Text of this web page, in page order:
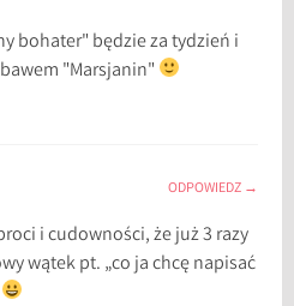
bohater" będzie za tydzień i
"Marsjanin"
ODPOWIEDZ
i cudowności, że już 3 razy
wątek pt. „co ja chcę napisać